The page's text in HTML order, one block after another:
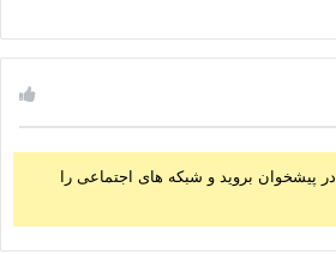
به صفحه Arqam options در پیشخوان بروید و شبکه های اجتماعی را